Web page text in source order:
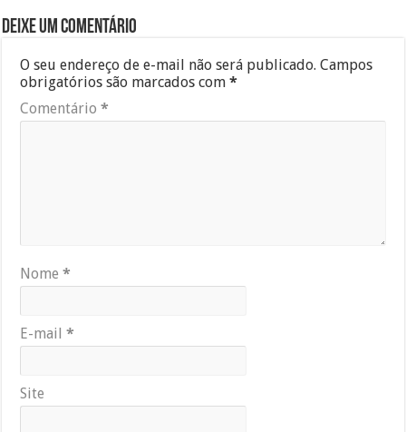
Deixe um comentário
O seu endereço de e-mail não será publicado. Campos
obrigatórios são marcados com*
Comentário*
Nome*
E-mail*
Site